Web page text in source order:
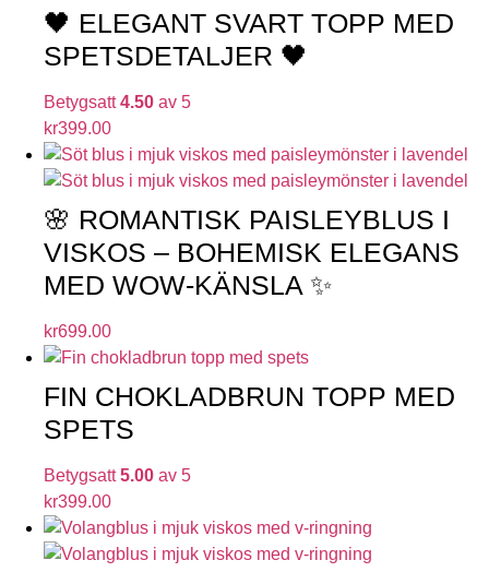
🖤 ELEGANT SVART TOPP MED
SPETSDETALJER 🖤
Betygsatt4.50 av 5
kr399.00
🌸 ROMANTISK PAISLEYBLUS I
VISKOS – BOHEMISK ELEGANS
MED WOW-KÄNSLA ✨
kr699.00
FIN CHOKLADBRUN TOPP MED
SPETS
Betygsatt5.00 av 5
kr399.00